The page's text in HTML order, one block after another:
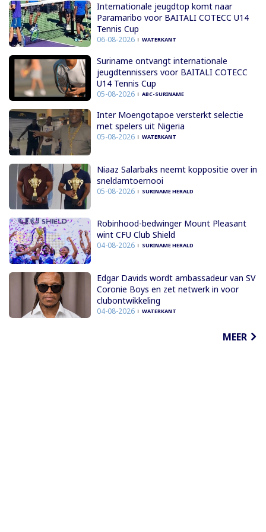
Internationale jeugdtop komt naar
Paramaribo voor BAITALI COTECC U14
Tennis Cup
06-08-2026 WATERKANT
Suriname ontvangt internationale
jeugdtennissers voor BAITALI COTECC
U14 Tennis Cup
05-08-2026 ABC-SURINAME
Inter Moengotapoe versterkt selectie
met spelers uit Nigeria
05-08-2026 WATERKANT
Niaaz Salarbaks neemt koppositie over in
sneldamtoernooi
05-08-2026 SURINAME HERALD
Robinhood-bedwinger Mount Pleasant
wint CFU Club Shield
04-08-2026 SURINAME HERALD
Edgar Davids wordt ambassadeur van SV
Coronie Boys en zet netwerk in voor
clubontwikkeling
04-08-2026 WATERKANT
MEER